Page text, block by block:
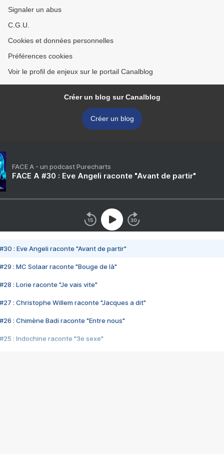
Signaler un abus
C.G.U.
Cookies et données personnelles
Préférences cookies
Voir le profil de enjeux sur le portail Canalblog
Créer un blog sur Canalblog
Créer un blog
FACE A - un podcast Purecharts
FACE A #30 : Eve Angeli raconte "Avant de partir"
#30 : Eve Angeli raconte "Avant de partir"
#29 : MC Solaar raconte "Bouge de là"
#28 : Lorie raconte "Je vais vite"
#27 : Christophe Willem raconte "Jacques a dit"
#26 : Chimène Badi raconte "Entre nous"
#25 : Indochine raconte "3e sexe"